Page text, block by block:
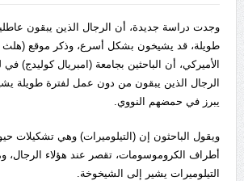
وجدت دراسة جديدة، أن الرجال الذين يبقون
طويلة، قد يشيخون بشكل أسرع، وذكر موقع (هلث
الأميركي، أن الباحثين بجامعة (امبريال كوليدج)
الرجال الذين يبقون من دون عمل لفترة طويلة
يبرز في حمضهم النووي.
ويقول الباحثون إن (التيلوميرات) وهي تشكيلات
أطراف الكروموسومات، تقصر عند هؤلاء الرجال،
التيلوميرات يشير إلى الشيخوخة.